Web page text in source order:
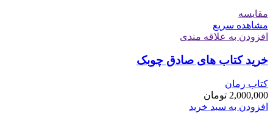
مقایسه
مشاهده سریع
افزودن به علاقه مندی
خرید کتاب های صادق چوبک
کتاب رمان
2,000,000 تومان
افزودن به سبد خرید